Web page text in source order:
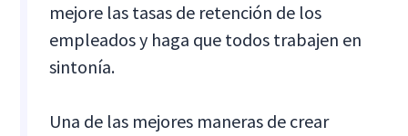
mejore las tasas de retención de los
empleados y haga que todos trabajen en
sintonía.
Una de las mejores maneras de crear